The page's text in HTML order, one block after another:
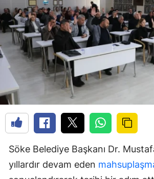
Söke Belediye Başkanı Dr.
yıllardır devam eden